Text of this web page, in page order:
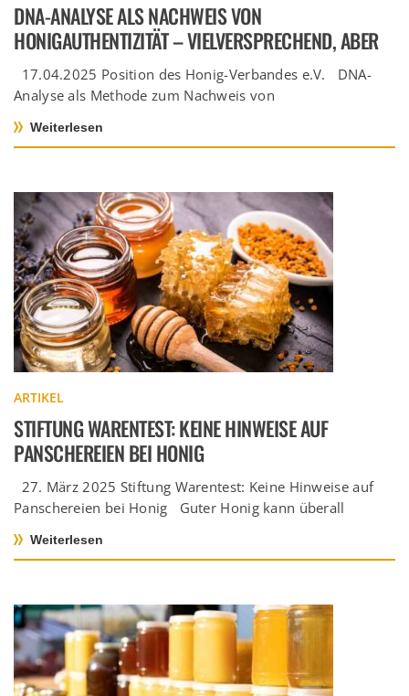
DNA-ANALYSE ALS NACHWEIS VON
HONIGAUTHENTIZITÄT – VIELVERSPRECHEND, ABER
NICHT AUSGREIFT
17.04.2025 Position des Honig-Verbandes e.V. DNA-
Analyse als Methode zum Nachweis von
wissenschaftlich noch nicht […]
Weiterlesen
ARTIKEL
STIFTUNG WARENTEST: KEINE HINWEISE AUF
PANSCHEREIEN BEI HONIG
27. März 2025 Stiftung Warentest: Keine Hinweise auf
Panschereien bei Honig Guter Honig kann überall
Weiterlesen